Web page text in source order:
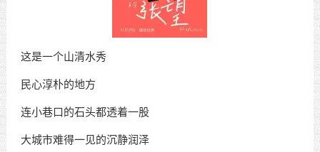
这是一个山清水秀
民心淳朴的地方
连小巷口的石头都透着一股
大城市难得一见的沉静润泽